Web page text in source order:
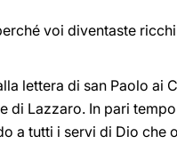
voi diventaste
lettera di san Paolo ai
Lazzaro. In pari
a tutti i servi di Dio